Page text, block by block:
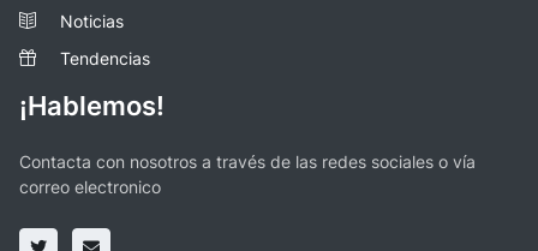
Noticias
Tendencias
¡Hablemos!
Contacta con nosotros a través de las redes sociales o vía
correo electronico